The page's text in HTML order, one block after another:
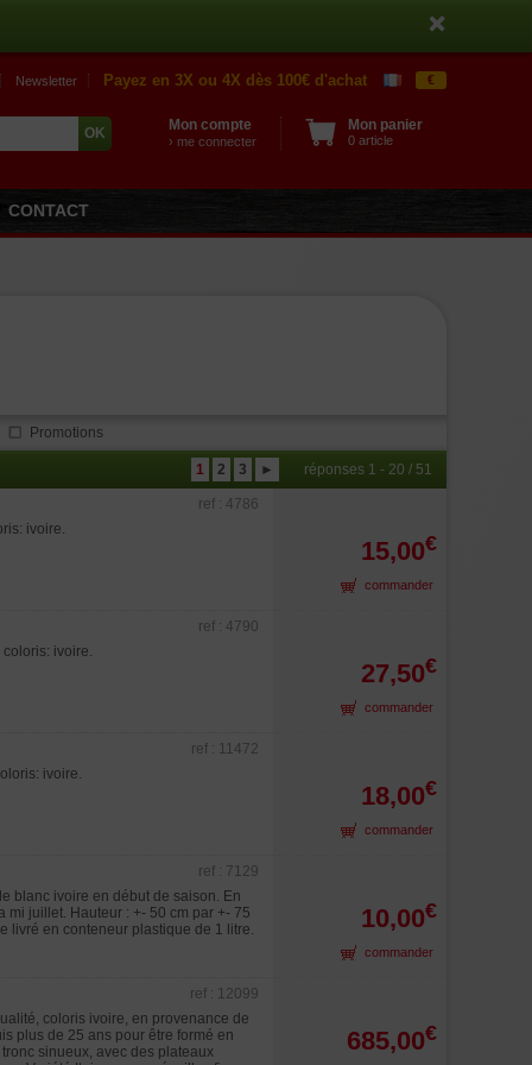
Newsletter Payez en 3X ou 4X dès 100€ d'achat €
Mon compte
› me connecter
Mon panier
0 article
CONTACT
Promotions
1 2 3 ► réponses 1 - 20 / 51
ref : 4786
ivoire.
15,00€
commander
ref : 4790
ivoire.
27,50€
commander
ref : 11472
ivoire.
18,00€
commander
ref : 7129
blanc ivoire en début de saison. En
juillet. Hauteur : +- 50 cm par +- 75
livré en conteneur plastique de 1 litre.
10,00€
commander
ref : 12099
coloris ivoire, en provenance de
plus de 25 ans pour être formé en
sinueux, avec des plateaux
685,00€